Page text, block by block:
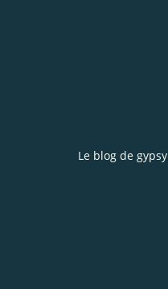
Le blog de gypsy